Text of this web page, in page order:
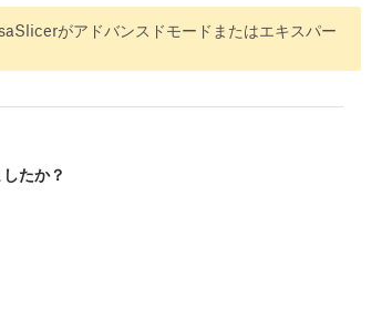
がアドバンスドモードまたはエキスパー
たか？